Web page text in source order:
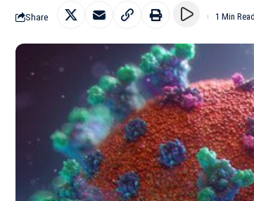
Share 1 Min Read